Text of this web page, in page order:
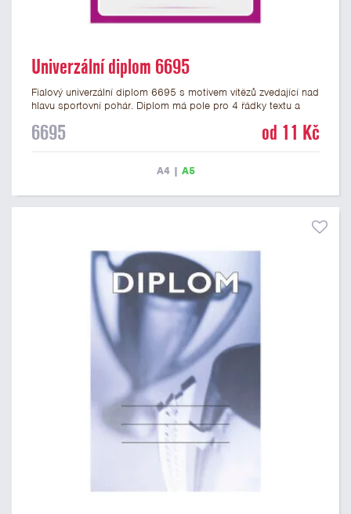
Univerzální diplom 6695
Fialový univerzální diplom 6695 s motivem vítězů zvedající nad
hlavu sportovní pohár. Diplom má pole pro 4 řádky textu a
formátu A4 a A5. Tento univerzální diplom je vhodný pro
motivem vítězů s pohárem má gramáž 250 g/m2.
6695 od 11 Kč
A4| A5